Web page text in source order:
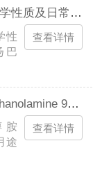
合
，
，
调
马石油PEG1000 扬巴PEG-1000的化学性质及日常用途
性
巴
乙
高
查看详情
马石油三乙醇胺，陶氏三乙醇胺Triethanolamine 99%的性质及化学用途
胺
途
查看详情